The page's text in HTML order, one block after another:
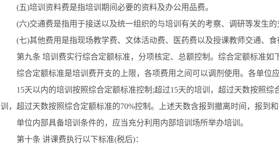
(五)培训资料费是指培训期间必要的资料及办公用品费。
(六)交通费是指用于接送以及统一组织的与培训有关的考察、调研等发生的
(七)其他费用是指现场教学费、文体活动费、医药费以及授课教师交通、食
第九条 培训费实行综合定额标准，分项核定、总额控制。综合定额标准如
综合定额标准是培训费开支的上限，各项费用之间可以调剂使用。各单位应
15天以内的培训按照综合定额标准控制;超过15天的培训，超过天数按照综
训，超过天数按照综合定额标准的70%控制。上述天数含报到撤离时间，报到
单位内部具备培训条件的，应当充分利用内部培训场所举办培训。
第十条 讲课费执行以下标准(税后)：